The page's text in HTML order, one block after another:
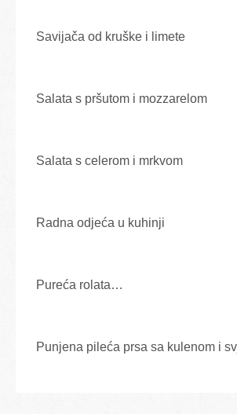
Savijača od kruške i limete
Salata s pršutom i mozzarelom
Salata s celerom i mrkvom
Radna odjeća u kuhinji
Pureća rolata…
Punjena pileća prsa sa kulenom i